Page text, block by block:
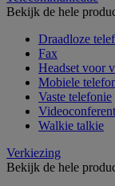
Bekijk de hele
Draadloze
Fax
Headset voor
Mobiele
Vaste telefonie
Walkie talkie
Verkiezing
Bekijk de hele